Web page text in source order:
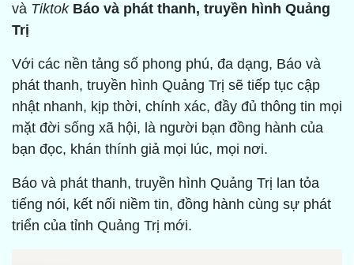
và Tiktok Báo và phát thanh, truyền hình Quảng
Trị
Với các nền tảng số phong phú, đa dạng, Báo và
phát thanh, truyền hình Quảng Trị sẽ tiếp tục cập
nhật nhanh, kịp thời, chính xác, đầy đủ thông tin mọi
mặt đời sống xã hội, là người bạn đồng hành của
bạn đọc, khán thính giả mọi lúc, mọi nơi.
Báo và phát thanh, truyền hình Quảng Trị lan tỏa
tiếng nói, kết nối niềm tin, đồng hành cùng sự phát
triển của tỉnh Quảng Trị mới.